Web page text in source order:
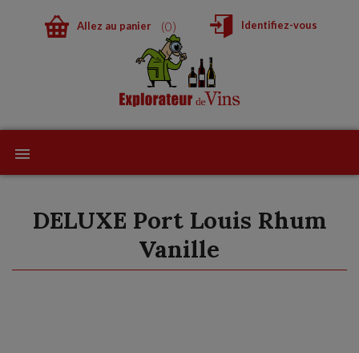
0
Allez au panier Identifiez-vous
DELUXE Port Louis Rhum
Vanille